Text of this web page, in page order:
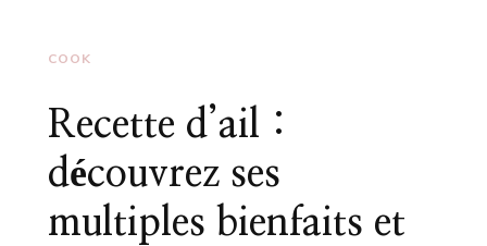
COOK
Recette d’ail :
découvrez ses
multiples bienfaits et